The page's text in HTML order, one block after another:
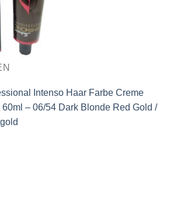
Intenso Haar Farbe Creme
– 06/54 Dark Blonde Red Gold /